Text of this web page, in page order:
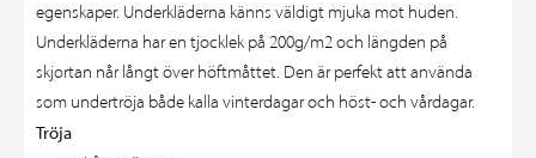
egenskaper. Underkläderna känns väldigt mjuka mot huden.
Underkläderna har en tjocklek på 200g/m2 och längden på
skjortan når långt över höftmåttet. Den är perfekt att använda
som undertröja både kalla vinterdagar och höst- och vårdagar.
Tröja